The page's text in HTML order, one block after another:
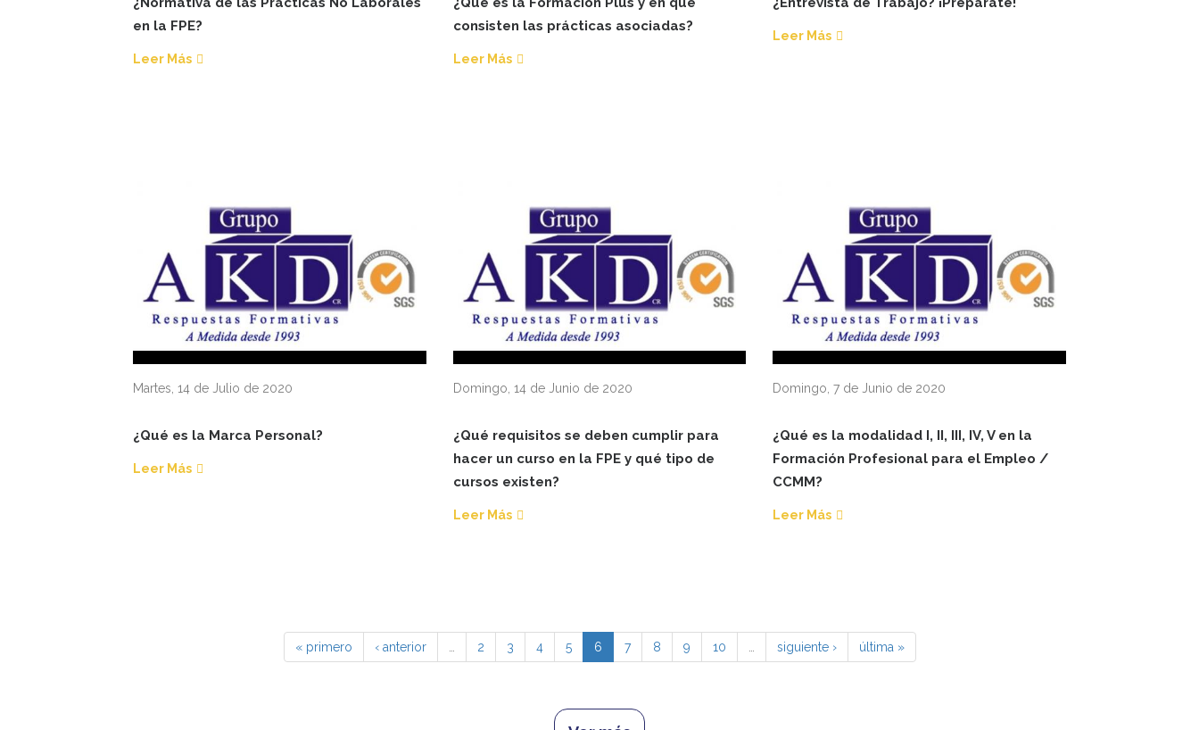
en la FPE?
Leer Más
consisten las prácticas asociadas?
Leer Más
Leer Más
Martes, 14 de Julio de 2020
¿Qué es la Marca Personal?
Leer Más
Domingo, 14 de Junio de 2020
¿Qué requisitos se deben cumplir para
hacer un curso en la FPE y qué tipo de
cursos existen?
Leer Más
Domingo, 7 de Junio de 2020
¿Qué es la modalidad I, II, III, IV, V en la
Formación Profesional para el Empleo /
CCMM?
Leer Más
« primero ‹ anterior 2 3 4 5 6 7 8 9 10 siguiente › última »